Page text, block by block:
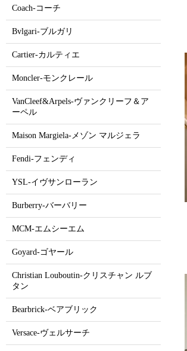
Coach-コーチ
Bvlgari-ブルガリ
Cartier-カルティエ
Moncler-モンクレール
VanCleef&Arpels-ヴァンクリーフ＆ア
ーペル
Maison Margiela-メゾン マルジェラ
Fendi-フェンディ
YSL-イヴサンローラン
Burberry-バーバリー
MCM-エムシーエム
Goyard-ゴヤール
Christian Louboutin-クリスチャン ルブ
タン
Bearbrick-ベアブリック
Versace-ヴェルサーチ